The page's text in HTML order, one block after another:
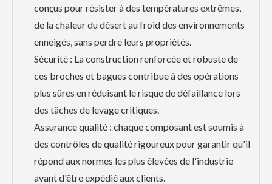
conçus pour résister à des températures extrêmes,
de la chaleur du désert au froid des environnements
enneigés, sans perdre leurs propriétés.
Sécurité : La construction renforcée et robuste de
ces broches et bagues contribue à des opérations
plus sûres en réduisant le risque de défaillance lors
des tâches de levage critiques.
Assurance qualité : chaque composant est soumis à
des contrôles de qualité rigoureux pour garantir qu'il
répond aux normes les plus élevées de l'industrie
avant d'être expédié aux clients.